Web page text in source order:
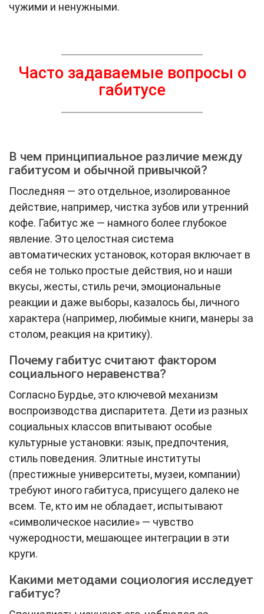
чужими и ненужными.
Часто задаваемые вопросы о
габитусе
В чем принципиальное различие между
габитусом и обычной привычкой?
Последняя — это отдельное, изолированное
действие, например, чистка зубов или утренний
кофе. Габитус же — намного более глубокое
явление. Это целостная система
автоматических установок, которая включает в
себя не только простые действия, но и наши
вкусы, жесты, стиль речи, эмоциональные
реакции и даже выборы, казалось бы, личного
характера (например, любимые книги, манеры за
столом, реакция на критику).
Почему габитус считают фактором
социального неравенства?
Согласно Бурдье, это ключевой механизм
воспроизводства диспаритета. Дети из разных
социальных классов впитывают особые
культурные установки: язык, предпочтения,
стиль поведения. Элитные институты
(престижные университеты, музеи, компании)
требуют иного габитуса, присущего далеко не
всем. Те, кто им не обладает, испытывают
«символическое насилие» — чувство
чужеродности, мешающее интеграции в эти
круги.
Какими методами социология исследует
габитус?